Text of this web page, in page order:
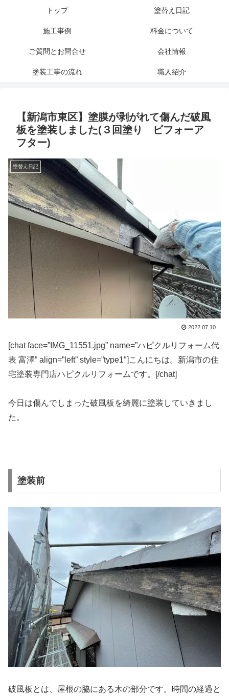
トップ 塗替え日記
施工事例 料金について
ご質問とお問合せ 会社情報
塗装工事の流れ 職人紹介
【新潟市東区】塗膜が剥がれて傷んだ破風
板を塗装しました(３回塗り ビフォーア
フター)
塗替え日記
2022.07.10
[chat face=”IMG_11551.jpg” name=”ハピクルリフォーム代
表 富澤” align=”left” style=”type1″]こんにちは。新潟市の住
宅塗装専門店ハピクルリフォームです。[/chat]
今日は傷んでしまった破風板を綺麗に塗装していきまし
た。
塗装前
破風板とは、屋根の脇にある木の部分です。時間の経過と